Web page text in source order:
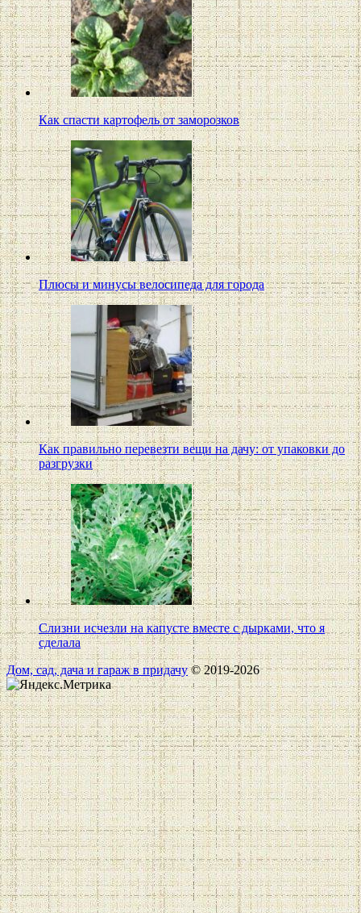
Как спасти картофель от заморозков
Плюсы и минусы велосипеда для города
Как правильно перевезти вещи на дачу: от упаковки до
разгрузки
Слизни исчезли на капусте вместе с дырками, что я
сделала
Дом, сад, дача и гараж в придачу© 2019-2026